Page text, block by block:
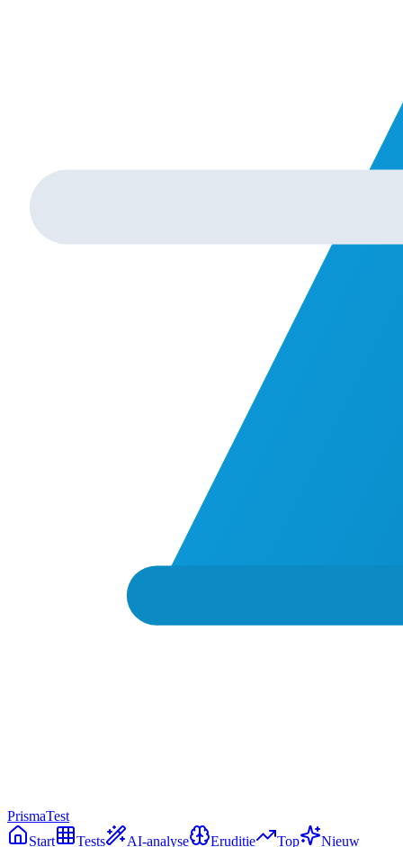
PrismaTest
Start
Tests AI-analyse Eruditie Top Nieuw